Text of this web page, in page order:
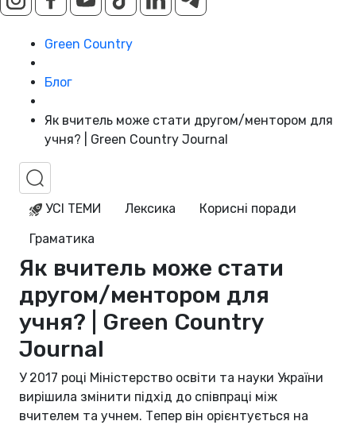
Green Country
Блог
Як вчитель може стати другом/ментором для
учня? | Green Country Journal
УСІ ТЕМИ Лексика
Корисні поради
Граматика
Як вчитель може стати
другом/ментором для
учня? | Green Country
Journal
У 2017 році Міністерство освіти та науки України
вирішила змінити підхід до співпраці між
вчителем та учнем. Тепер він орієнтується на